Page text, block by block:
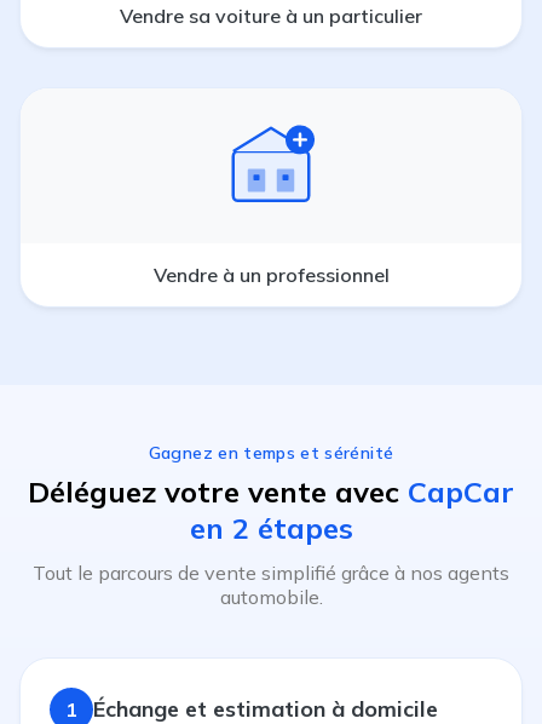
Vendre sa voiture à un particulier
Vendre à un professionnel
Gagnez en temps et sérénité
Déléguez votre vente avec CapCar
en 2 étapes
Tout le parcours de vente simplifié grâce à nos agents
automobile.
1 Échange et estimation à domicile